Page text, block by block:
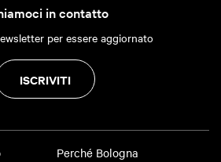
in contatto
per essere aggiornato
ISCRIVITI
Perché Bologna